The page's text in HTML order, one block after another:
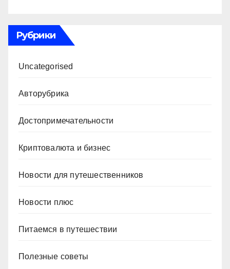
Рубрики
Uncategorised
Авторубрика
Достопримечательности
Криптовалюта и бизнес
Новости для путешественников
Новости плюс
Питаемся в путешествии
Полезные советы